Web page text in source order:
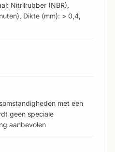
Nitrilrubber (NBR),
Dikte (mm): > 0,4,
met een
geen speciale
aanbevolen